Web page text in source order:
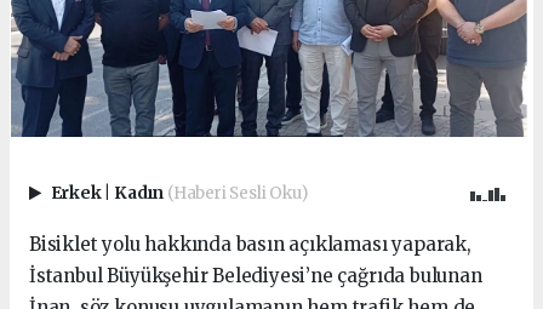
Erkek Kadın (Haberi Sesli Oku)
Bisiklet yolu hakkında basın açıklaması yaparak,
İstanbul Büyükşehir Belediyesi’ne çağrıda bulunan